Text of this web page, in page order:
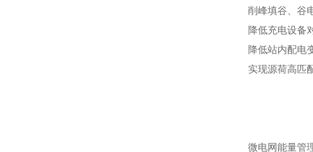
削峰填谷、谷
降低充电设备
降低站内配电
实现源荷高匹
微电网能量管